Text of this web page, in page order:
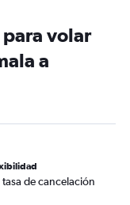
para volar
a
tasa de cancelación